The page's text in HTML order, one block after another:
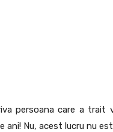
persoana care a
ani! Nu, acest lucru nu